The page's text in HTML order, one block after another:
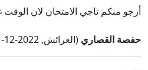
أرجو منكم تاجي الامتحان لان الوقت
حفصة القصاري (العرائش, 2022-12-11)